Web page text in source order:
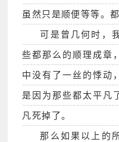
虽然只是顺便等等。
可是曾几何时，
些都那么的顺理成章
中没有了一丝的悸动
是因为那些都太平凡
凡死掉了。
那么如果以上的